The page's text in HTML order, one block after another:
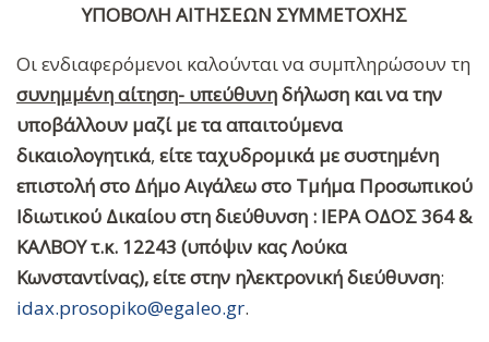
ΥΠΟΒΟΛΗ ΑΙΤΗΣΕΩΝ ΣΥΜΜΕΤΟΧΗΣ
Οι ενδιαφερόμενοι καλούνται να συμπληρώσουν τη
συνημμένη αίτηση- υπεύθυνηδήλωση και να την
υποβάλλουν μαζί με τα απαιτούμενα
δικαιολογητικά, είτε ταχυδρομικά με συστημένη
επιστολή στο Δήμο Αιγάλεω στο Τμήμα Προσωπικού
Ιδιωτικού Δικαίου στη διεύθυνση : ΙΕΡΑ ΟΔΟΣ 364 &
ΚΑΛΒΟΥ τ.κ. 12243 (υπόψιν κας Λούκα
Κωνσταντίνας),είτε στην ηλεκτρονική διεύθυνση:
idax.prosopiko@egaleo.gr.